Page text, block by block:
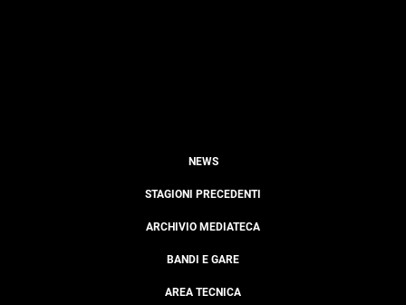
NEWS
STAGIONI PRECEDENTI
ARCHIVIO MEDIATECA
BANDI E GARE
AREA TECNICA